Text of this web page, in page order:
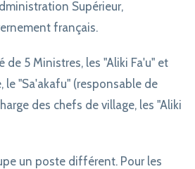
Supérieur,
français.
de 5 Ministres, les "Aliki Fa'u" et
le "Sa'akafu" (responsable de
des chefs de village, les "Aliki
un poste différent. Pour les